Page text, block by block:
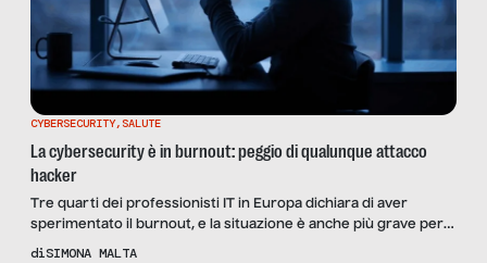
CYBERSECURITY, SALUTE
La cybersecurity è in burnout: peggio di qualunque attacco
hacker
Tre quarti dei professionisti IT in Europa dichiara di aver
sperimentato il burnout, e la situazione è anche più grave per i
professionisti della cybersecurity: le norme di sicurezza si
diSIMONA MALTA